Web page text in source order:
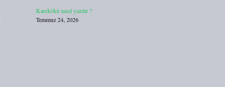
Karekökü nasıl yazılır ?
Temmuz 24, 2026